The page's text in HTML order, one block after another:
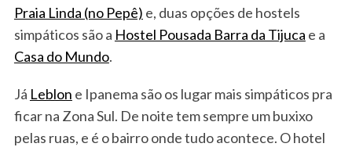
Praia Linda (no Pepê) e, duas opções de hostels
simpáticos são a Hostel Pousada Barra da Tijuca e a
Casa do Mundo.
Já Leblon e Ipanema são os lugar mais simpáticos pra
ficar na Zona Sul. De noite tem sempre um buxixo
pelas ruas, e é o bairro onde tudo acontece. O hotel